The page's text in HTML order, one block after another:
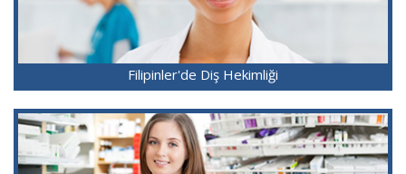
Filipinler'de Diş Hekimliği